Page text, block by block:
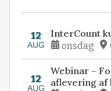
12
AUG
InterCount
onsdag
12
AUG
Webinar –
aflevering af